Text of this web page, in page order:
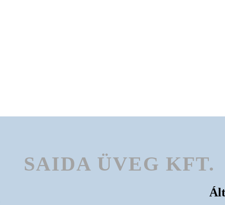
SAIDA ÜVEG KFT.